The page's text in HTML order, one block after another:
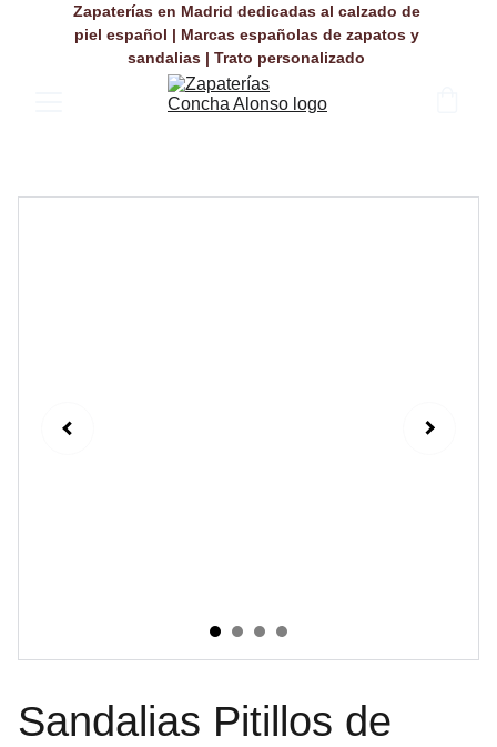
Zapaterías en Madrid dedicadas al calzado de
piel español | Marcas españolas de zapatos y
sandalias | Trato personalizado
Sandalias Pitillos de